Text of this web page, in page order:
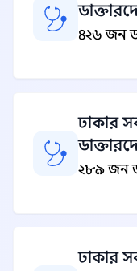
৪২৬ জন
ঢাকার
২৮৯ জন
ঢাকার